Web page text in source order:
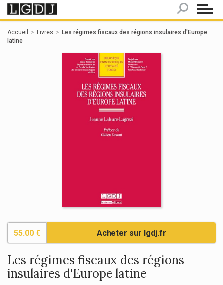
Accueil Livres
Les régimes fiscaux des régions insulaires d'Europe
latine
55.00 € Acheter sur lgdj.fr
Les régimes fiscaux des régions
insulaires d'Europe latine
Panneau de gestion des cookies